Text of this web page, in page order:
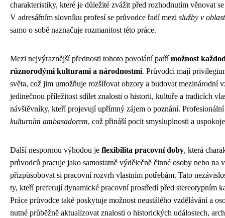
charakteristiky, které je důležité zvážit před rozhodnutím věnovat
V adresářním slovníku profesí se průvodce řadí mezi služby v
samo o sobě naznačuje rozmanitost této práce.
Mezi nejvýraznější přednosti tohoto povolání patřímožnost
různorodými kulturami a národnostmi. Průvodci mají
světa, což jim umožňuje rozšiřovat obzory a budovat mezinárodní
jedinečnou příležitost sdílet znalosti o historii, kultuře a tradicích
návštěvníky, kteří projevují upřímný zájem o poznání.
kulturním ambasadorem, což přináší pocit smysluplnosti a
Další nespornou výhodou je flexibilita pracovní doby, která
průvodců pracuje jako samostatně výdělečně činné osoby nebo na
přizpůsobovat si pracovní rozvrh vlastním potřebám. Tato
ty, kteří preferují dynamické pracovní prostředí před stereotypním
Práce průvodce také poskytuje možnost neustálého vzdělávání a
nutné průběžně aktualizovat znalosti o historických událostech,